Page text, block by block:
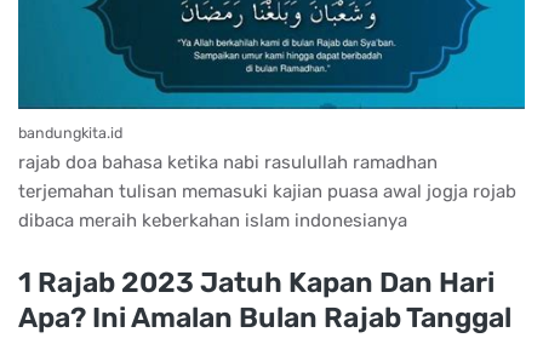
bandungkita.id
rajab doa bahasa ketika nabi rasulullah ramadhan
terjemahan tulisan memasuki kajian puasa awal jogja rojab
dibaca meraih keberkahan islam indonesianya
1 Rajab 2023 Jatuh Kapan Dan Hari
Apa? Ini Amalan Bulan Rajab Tanggal